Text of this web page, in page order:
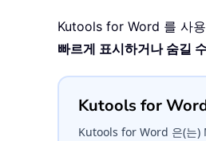
Kutools for Word 를 사용
빠르게 표시하거나 숨길
Kutools for
Kutools for Word 은(는)